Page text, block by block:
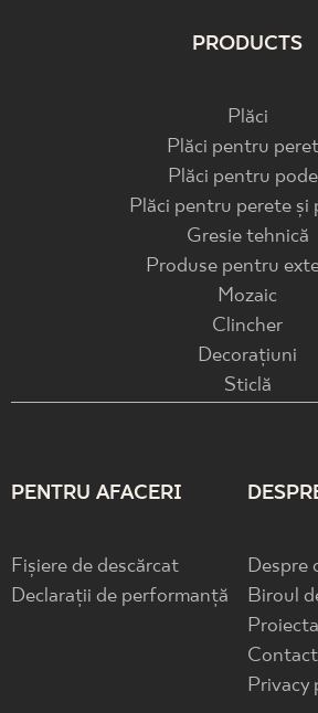
PRODUCTS
Plăci
Plăci pentru
Plăci pentru
Plăci pentru perete și
Gresie tehnică
Produse pentru
Mozaic
Clincher
Decorațiuni
Sticlă
PENTRU AFACERI
Fișiere de descărcat
Declarații de performanță
Despre
Biroul
Contact
Privacy